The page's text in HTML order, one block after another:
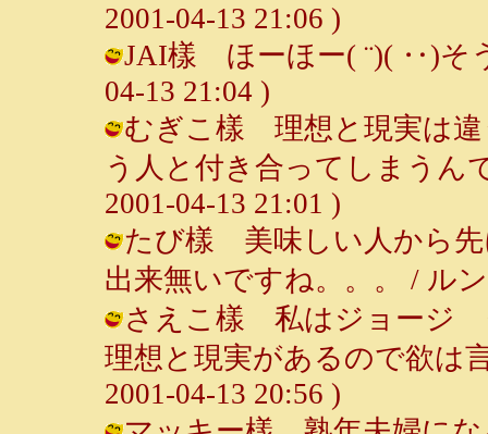
2001-04-13 21:06 )
JAI樣 ほーほー( ¨)( ‥)そ
04-13 21:04 )
むぎこ樣 理想と現実は違
う人と付き合ってしまうん
2001-04-13 21:01 )
たび樣 美味しい人から先
出来無いですね。。。 / ル
さえこ樣 私はジョージ
理想と現実があるので欲は
2001-04-13 20:56 )